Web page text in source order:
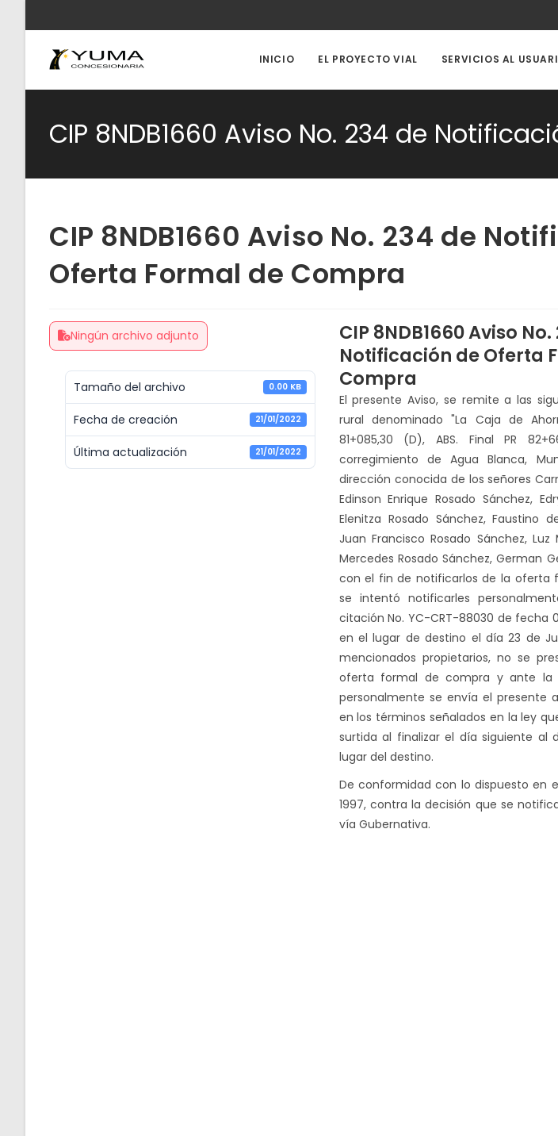
contenido
INICIO EL PROYECTO VIAL SERVICIOS AL
CIP 8NDB1660 Aviso No. 234 de
CIP 8NDB1660 Aviso No. 234 de
Oferta Formal de Compra
Ningún archivo adjunto
Tamaño del archivo 0.00 KB
Fecha de creación 21/01/2022
Última actualización 21/01/2022
CIP 8NDB1660 Aviso
Notificación de Oferta
Compra
El presente Aviso, se remite a las
rural denominado "La Caja de
81+085,30 (D), ABS. Final PR
corregimiento de Agua Blanca,
dirección conocida de los señores
Edinson Enrique Rosado Sánchez,
Elenitza Rosado Sánchez, Faustino
Juan Francisco Rosado Sánchez, Luz
Mercedes Rosado Sánchez, German
con el fin de notificarlos de la oferta
se intentó notificarles
citación No. YC-CRT-88030 de fecha
en el lugar de destino el día 23 de
mencionados propietarios, no se
oferta formal de compra y ante la
personalmente se envía el presente
en los términos señalados en la ley
surtida al finalizar el día siguiente al
lugar del destino.
De conformidad con lo dispuesto en
1997, contra la decisión que se
vía Gubernativa.